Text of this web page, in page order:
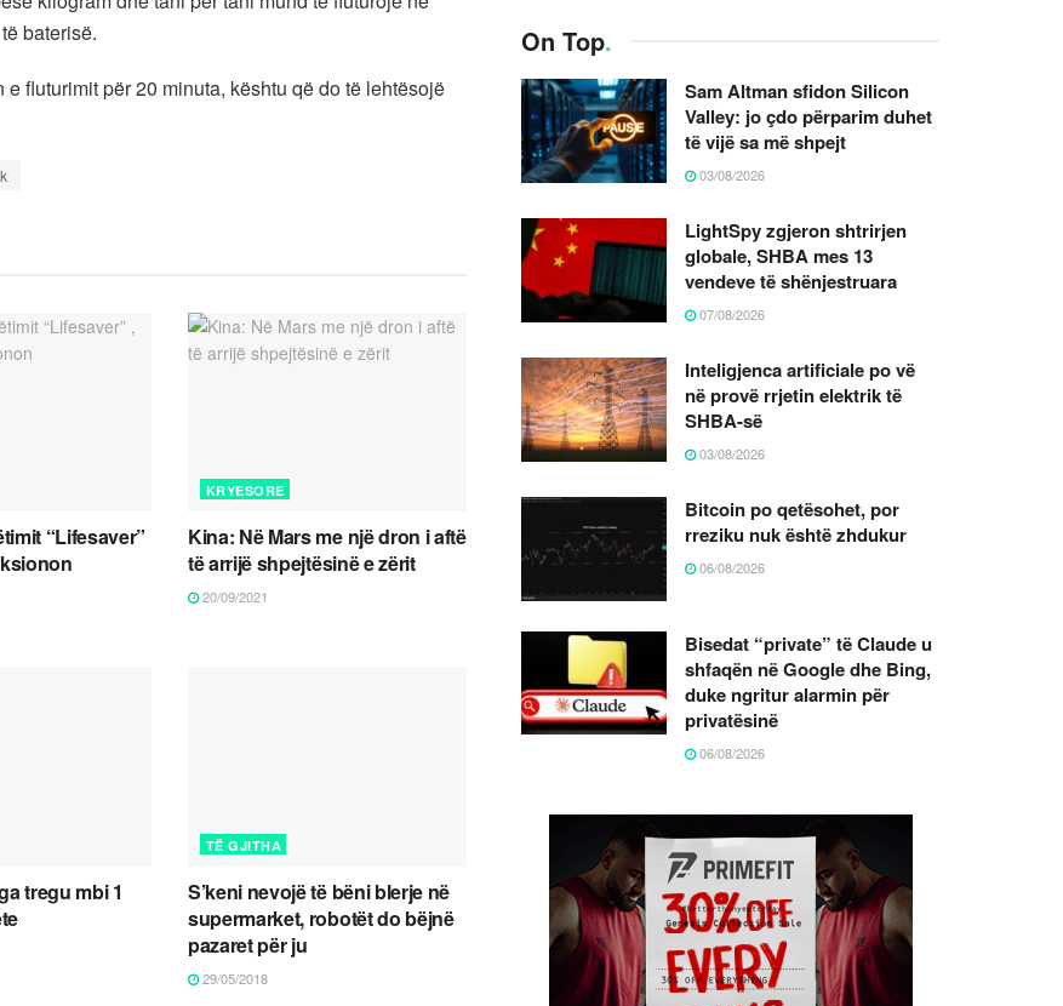
baterisë.
fluturimit për 20 minuta, kështu që do të lehtësojë
“Lifesaver”
KRYESORE
Kina: Në Mars me një dron i aftë
të arrijë shpejtësinë e zërit
20/09/2021
tregu mbi 1
TË GJITHA
S’keni nevojë të bëni blerje në
supermarket, robotët do bëjnë
pazaret për ju
29/05/2018
On Top.
Sam Altman sfidon Silicon
Valley: jo çdo përparim duhet
të vijë sa më shpejt
03/08/2026
LightSpy zgjeron shtrirjen
globale, SHBA mes 13
vendeve të shënjestruara
07/08/2026
Inteligjenca artificiale po vë
në provë rrjetin elektrik të
SHBA-së
03/08/2026
Bitcoin po qetësohet, por
rreziku nuk është zhdukur
06/08/2026
Bisedat “private” të Claude u
shfaqën në Google dhe Bing,
duke ngritur alarmin për
privatësinë
06/08/2026